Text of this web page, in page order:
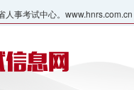
人事考试中心。www.hnrs.com.cn